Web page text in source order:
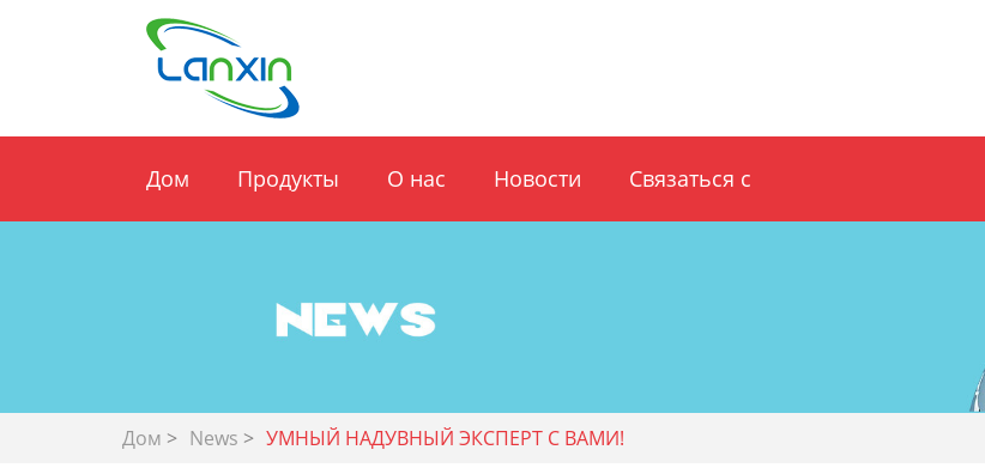
Дом Продукты О нас Новости Связаться с
Дом > News > УМНЫЙ НАДУВНЫЙ ЭКСПЕРТ С ВАМИ!